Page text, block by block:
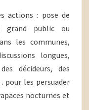
actions : pose de
grand public ou
les communes,
longues,
décideurs, des
pour les persuader
nocturnes et